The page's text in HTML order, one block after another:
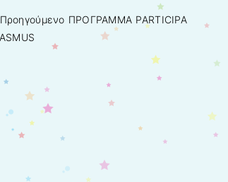
άρθρων
ΠΡΟΓΡΑΜΜΑ PARTICIPA